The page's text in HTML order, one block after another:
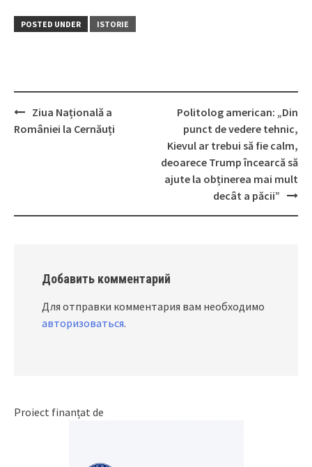
POSTED UNDER ISTORIE
Post
Ziua Națională a
României la Cernăuți
Politolog american: „Din
punct de vedere tehnic,
Kievul ar trebui să fie calm,
deoarece Trump încearcă să
ajute la obținerea mai mult
decât a păcii”
Добавить комментарий
Для отправки комментария вам необходимо
авторизоваться.
Proiect finanțat de